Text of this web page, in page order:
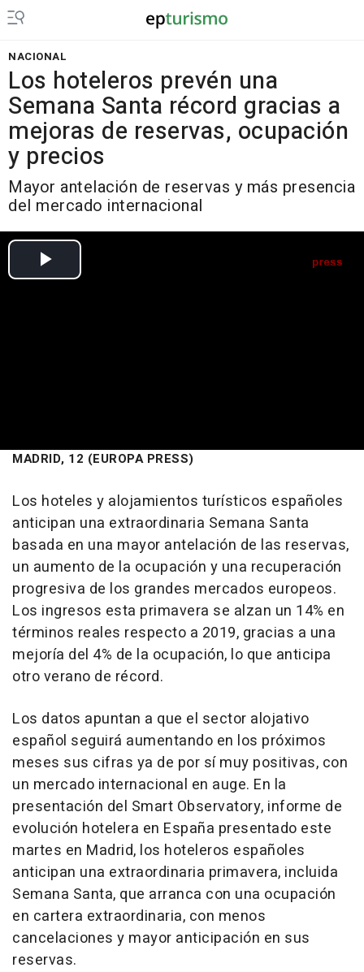
NACIONAL
Los hoteleros prevén una
Semana Santa récord gracias a
mejoras de reservas, ocupación
y precios
Mayor antelación de reservas y más presencia
del mercado internacional
MADRID, 12 (EUROPA PRESS)
Los hoteles y alojamientos turísticos españoles
anticipan una extraordinaria Semana Santa
basada en una mayor antelación de las reservas,
un aumento de la ocupación y una recuperación
progresiva de los grandes mercados europeos.
Los ingresos esta primavera se alzan un 14% en
términos reales respecto a 2019, gracias a una
mejoría del 4% de la ocupación, lo que anticipa
otro verano de récord.
Los datos apuntan a que el sector alojativo
español seguirá aumentando en los próximos
meses sus cifras ya de por sí muy positivas, con
un mercado internacional en auge. En la
presentación del Smart Observatory, informe de
evolución hotelera en España presentado este
martes en Madrid, los hoteleros españoles
anticipan una extraordinaria primavera, incluida
Semana Santa, que arranca con una ocupación
en cartera extraordinaria, con menos
cancelaciones y mayor anticipación en sus
reservas.